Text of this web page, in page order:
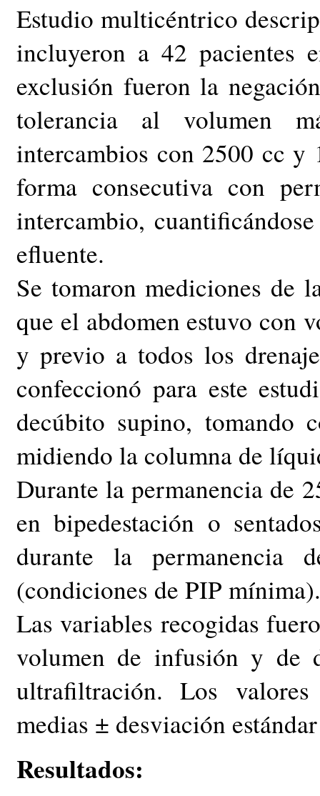
Estudio multicéntrico
incluyeron a 42 pacientes
exclusión fueron la
tolerancia al volumen
intercambios con 2500 cc y
forma consecutiva con
intercambio,
efluente.
Se tomaron mediciones de
que el abdomen estuvo con
y previo a todos los
confeccionó para este
decúbito supino,
midiendo la columna de
Durante la permanencia de
en bipedestación o
durante la permanencia
(condiciones de PIP mínima).
Las variables recogidas
volumen de infusión y de
ultrafiltración. Los
medias ± desviación
Resultados: